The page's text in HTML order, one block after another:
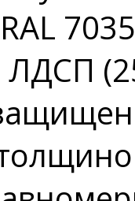
ЛДСП